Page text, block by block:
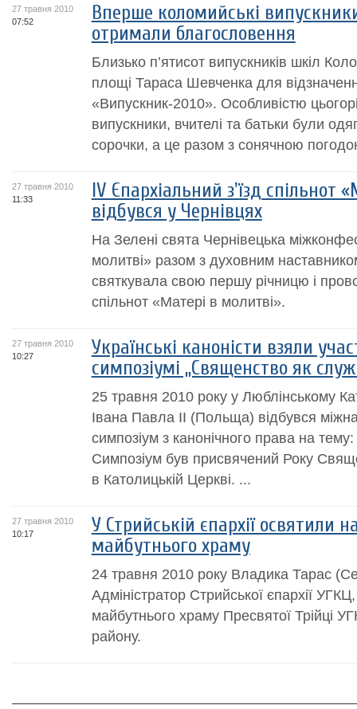
27 травня 2010
07:52
Вперше коломийські
отримали благословення
Близько п’ятисот випускників шкіл
площі Тараса Шевченка для
«Випускник-2010». Особливістю
випускники, вчителі та батьки були
сорочки, а це разом з сонячною
27 травня 2010
11:33
IV Єпархіальний з'їзд спільнот
відбувся у Чернівцях
На Зелені свята Чернівецька
молитві» разом з духовним
святкувала свою першу річницю і
спільнот «Матері в молитві».
27 травня 2010
10:27
Українські каноністи взяли
симпозіумі „Cвященство як
25 травня 2010 року у Люблінському
Івана Павла ІІ (Польща) відбувся
симпозіум з канонічного права на
Симпозіум був присвячений Року
в Католицькій Церкві. ...
27 травня 2010
10:17
У Стрийській єпархії освятили
майбутнього храму
24 травня 2010 року Владика Тарас
Адміністратор Стрийської єпархії
майбутнього храму Пресвятої Трійці
району.